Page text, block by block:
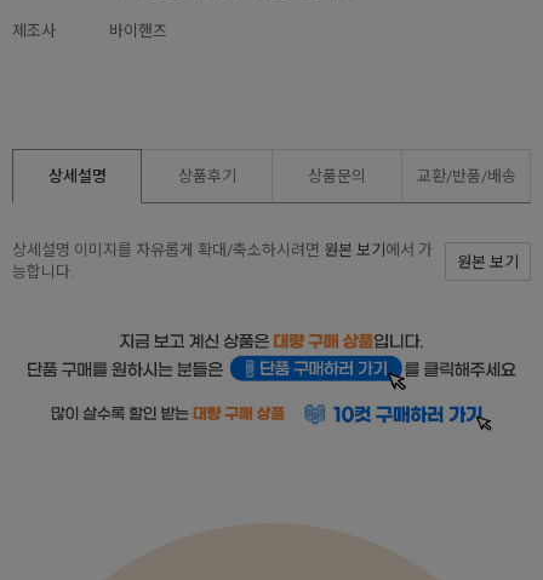
제조사 바이핸즈
상세설명 상품후기 상품문의 교환/반품/배송
상세설명 이미지를 자유롭게 확대/축소하시려면 원본 보기 에서 가
능합니다.
원본 보기